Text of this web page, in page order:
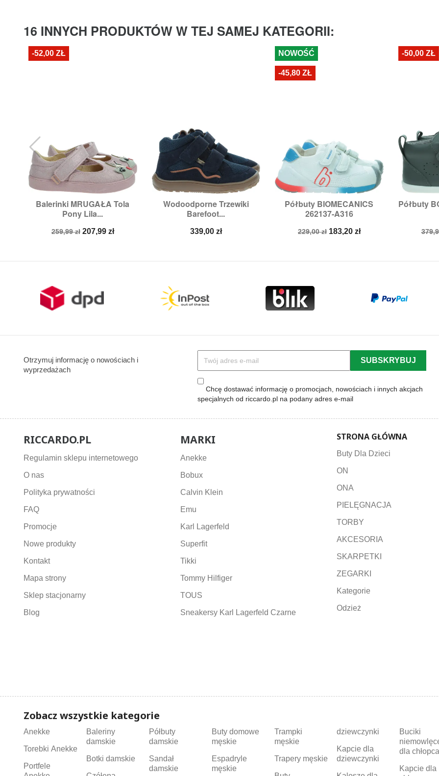
16 INNYCH PRODUKTÓW W TEJ SAMEJ KATEGORII:
Balerinki MRUGAŁA Tola
Pony Lila...
Cena
259,99 zł Cena
207,99 zł
Szybki podgląd
Rozmiary:23
-52,00 ZŁ
Wodoodporne Trzewiki
Barefoot...
Cena
339,00 zł
Szybki podgląd
Rozmiary:34
Półbuty BIOMECANICS
262137-A316
Cena
229,00 zł Cena
183,20 zł
Szybki podgląd
Rozmiary:24,25
NOWOŚĆ
-45,80 ZŁ
Półbuty

-50,00 ZŁ
Otrzymuj informację o nowościach i
wyprzedażach
Chcę dostawać informację o promocjach, nowościach i innych akcjach
specjalnych od riccardo.pl na podany adres e-mail
RICCARDO.PL
Regulamin sklepu internetowego
O nas
Polityka prywatności
FAQ
Promocje
Nowe produkty
Kontakt
Mapa strony
Sklep stacjonarny
Blog
MARKI
Anekke
Bobux
Calvin Klein
Emu
Karl Lagerfeld
Superfit
Tikki
Tommy Hilfiger
TOUS
Sneakersy Karl Lagerfeld Czarne
STRONA GŁÓWNA
Buty Dla Dzieci
ON
ONA
PIELĘGNACJA
TORBY
AKCESORIA
SKARPETKI
ZEGARKI
Kategorie
Odzież
Zobacz wszystkie kategorie
Anekke
Torebki Anekke
Portfele
Baleriny
damskie
Botki damskie
Półbuty
damskie
Sandał
damskie
Buty domowe
męskie
Espadryle
męskie
Trampki
męskie
Trapery męskie
dziewczynki
Kapcie dla
dziewczynki
Buciki
dla chłopca
Kapcie dla